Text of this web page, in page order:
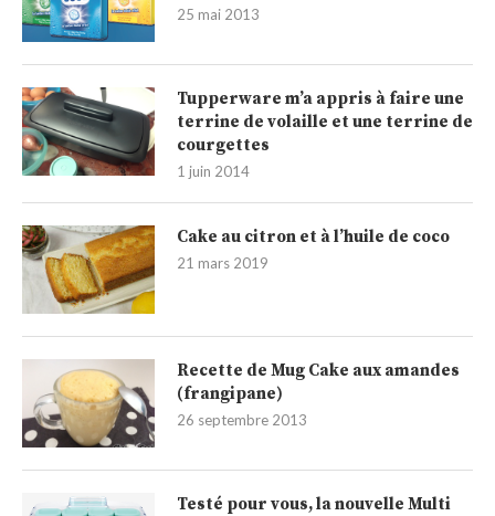
25 mai 2013
Tupperware m’a appris à faire une
terrine de volaille et une terrine de
courgettes
1 juin 2014
Cake au citron et à l’huile de coco
21 mars 2019
Recette de Mug Cake aux amandes
(frangipane)
26 septembre 2013
Testé pour vous, la nouvelle Multi